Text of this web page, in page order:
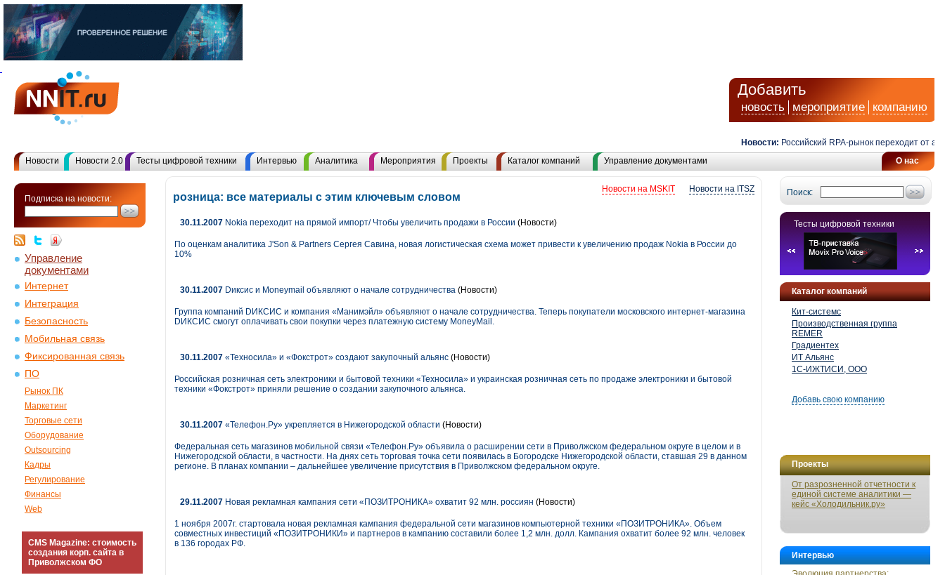
Добавить
новость мероприятие компанию
Новости: Российский RPA-рынок переходит от
О нас
Новости Новости 2.0 Тесты цифровой техники Интервью Аналитика Мероприятия Проекты Каталог компаний Управление документами
Подписка на новости:
Управление
документами
Интернет
Интеграция
Безопасность
Мобильная связь
Фиксированная связь
ПО
Рынок ПК
Маркетинг
Торговые сети
Оборудование
Outsourcing
Кадры
Регулирование
Финансы
Web
CMS Magazine: стоимость
создания корп. сайта в
Приволжском ФО
Поиск:
Тесты цифровой техники
Каталог компаний
Кит-системс
Производственная группа
REMER
Градиентех
ИТ Альянс
1С-ИЖТИСИ, ООО
Добавь свою компанию
Проекты
От разрозненной отчетности к
единой системе аналитики —
кейс «Холодильник.ру»
Интервью
Новости на ITSZ
Новости на MSKIT
розница: все материалы с этим ключевым словом
30.11.2007 Nokia переходит на прямой импорт/ Чтобы увеличить продажи в России (Новости)
По оценкам аналитика J'Son & Partners Сергея Савина, новая логистическая схема может привести к увеличению продаж Nokia в России до
10%
30.11.2007 Dиксис и Moneymail объявляют о начале сотрудничества (Новости)
Группа компаний DИКСИС и компания «Манимэйл» объявляют о начале сотрудничества. Теперь покупатели московского интернет-магазина
DИКСИС смогут оплачивать свои покупки через платежную систему MoneyMail.
30.11.2007 «Техносила» и «Фокстрот» создают закупочный альянс (Новости)
Российская розничная сеть электроники и бытовой техники «Техносила» и украинская розничная сеть по продаже электроники и бытовой
техники «Фокстрот» приняли решение о создании закупочного альянса.
30.11.2007 «Телефон.Ру» укрепляется в Нижегородской области (Новости)
Федеральная сеть магазинов мобильной связи «Телефон.Ру» объявила о расширении сети в Приволжском федеральном округе в целом и в
Нижегородской области, в частности. На днях сеть торговая точка сети появилась в Богородске Нижегородской области, ставшая 29 в данном
регионе. В планах компании – дальнейшее увеличение присутствия в Приволжском федеральном округе.
29.11.2007 Новая рекламная кампания сети «ПОЗИТРОНИКА» охватит 92 млн. россиян (Новости)
1 ноября 2007г. стартовала новая рекламная кампания федеральной сети магазинов компьютерной техники «ПОЗИТРОНИКА». Объем
совместных инвестиций «ПОЗИТРОНИКИ» и партнеров в кампанию составили более 1,2 млн. долл. Кампания охватит более 92 млн. человек
в 136 городах РФ.